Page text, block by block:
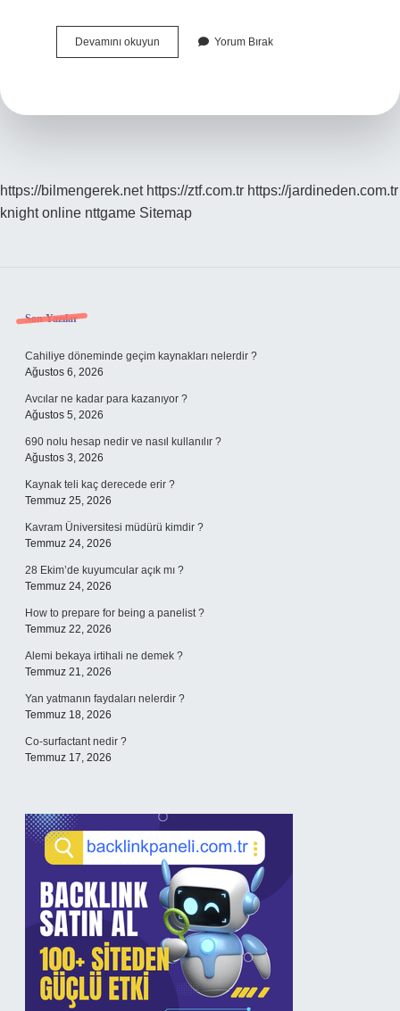
Devamını okuyun Transparan
Kağıt
Yorum Bırak
https://bilmengerek.net https://ztf.com.tr https://jardineden.com.tr
knight online nttgame Sitemap
Sidebar
Son Yazılar
Cahiliye döneminde geçim kaynakları nelerdir ?
Ağustos 6, 2026
Avcılar ne kadar para kazanıyor ?
Ağustos 5, 2026
690 nolu hesap nedir ve nasıl kullanılır ?
Ağustos 3, 2026
Kaynak teli kaç derecede erir ?
Temmuz 25, 2026
Kavram Üniversitesi müdürü kimdir ?
Temmuz 24, 2026
28 Ekim’de kuyumcular açık mı ?
Temmuz 24, 2026
How to prepare for being a panelist ?
Temmuz 22, 2026
Alemi bekaya irtihali ne demek ?
Temmuz 21, 2026
Yan yatmanın faydaları nelerdir ?
Temmuz 18, 2026
Co-surfactant nedir ?
Temmuz 17, 2026